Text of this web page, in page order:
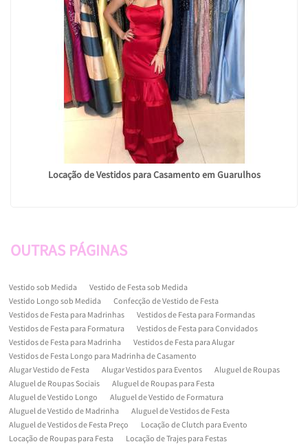
Locação de Vestidos para Casamento em Guarulhos
OUTRAS PÁGINAS
Vestido sob Medida
Vestido de Festa sob Medida
Vestido Longo sob Medida
Confecção de Vestido de Festa
Vestidos de Festa para Madrinhas
Vestidos de Festa para Formandas
Vestidos de Festa para Formatura
Vestidos de Festa para Convidados
Vestidos de Festa para Madrinha
Vestidos de Festa para Alugar
Vestidos de Festa Longo para Madrinha de Casamento
Alugar Vestido de Festa
Alugar Vestidos para Eventos
Aluguel de Roupas
Aluguel de Roupas Sociais
Aluguel de Roupas para Festa
Aluguel de Vestido Longo
Aluguel de Vestido de Formatura
Aluguel de Vestido de Madrinha
Aluguel de Vestidos de Festa
Aluguel de Vestidos de Festa Preço
Locação de Clutch para Evento
Locação de Roupas para Festa
Locação de Trajes para Festas